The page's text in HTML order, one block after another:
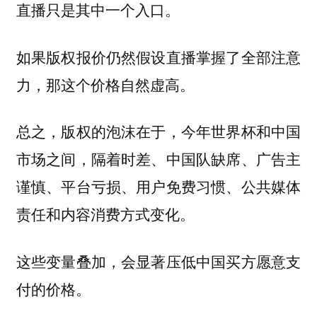
直播只是其中一个入口。
如果版权报价仍然假设直播掌握了全部注意
力，那这个价格自然虚高。
总之，版权的泡沫在于，今年世界杯和中国
市场之间，隔着时差、中国队缺席、广告主
谨慎、平台亏损、用户免费习惯、公共媒体
责任和内容消费方式变化。
这些变量叠加，会显著压低中国买方愿意支
付的价格。